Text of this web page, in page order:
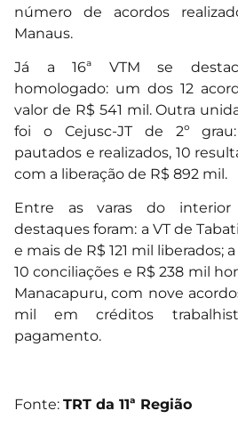
número de acordos
Manaus.
Já a 16ª VTM se
homologado: um dos 12
valor de R$ 541 mil. Outra
foi o Cejusc-JT de 2º
pautados e realizados, 10
com a liberação de R$ 892 mil.
Entre as varas do interior
destaques foram: a VT de
e mais de R$ 121 mil liberados;
10 conciliações e R$ 238 mil
Manacapuru, com nove
mil em créditos
pagamento.
Fonte: TRT da 11ª Região